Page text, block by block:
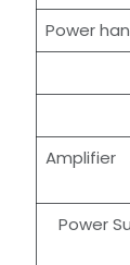
Power
Amplifier
Power